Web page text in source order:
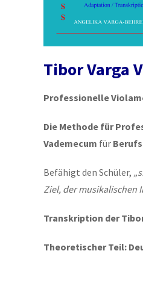
Tibor Varga
Professionelle
Die Methode für
Vademecum für
Befähigt den Schüler,
Ziel, der musikalischen
Transkription der
Theoretischer Teil: